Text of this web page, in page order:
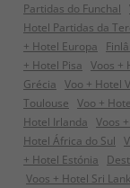
Partidas do Funchal
Hotel Partidas da
+ Hotel Europa
+ Hotel Pisa Voos +
Grécia Voo + Hotel
Toulouse Voo +
Hotel Irlanda Voos
Hotel África do Sul
+ Hotel Estónia
Voos + Hotel Sri